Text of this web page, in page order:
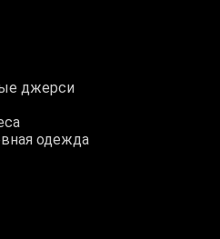
джерси
одежда